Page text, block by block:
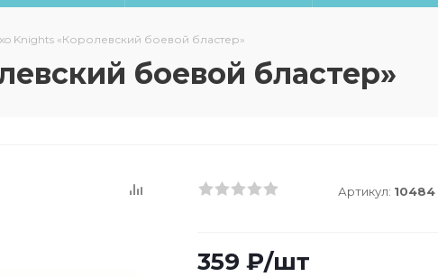
Knights «Королевский боевой бластер»
боевой бластер»
Артикул: 10484
359 ₽/шт